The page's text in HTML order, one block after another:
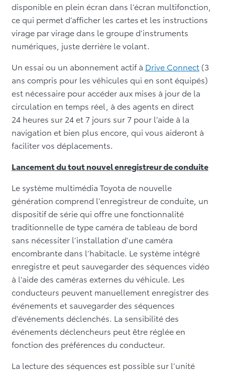
disponible en plein écran dans l’écran multifonction,
ce qui permet d’afficher les carteset les instructions
virage par virage dans le groupe d’instruments
numériques, juste derrière le volant.
Un essai ou un abonnement actif à Drive Connect (3
ans compris pour les véhicules qui en sont équipés)
est nécessaire pour accéder aux mises à jour de la
circulation en temps réel, à des agents en direct
24 heures sur 24 et 7 jours sur 7 pour l’aide à la
navigation et bien plus encore, qui vous aideront à
faciliter vos déplacements.
Lancement du tout nouvel enregistreur de conduite
Le système multimédia Toyota de nouvelle
génération comprend l’enregistreur de conduite, un
dispositif de série qui offre une fonctionnalité
traditionnelle de type caméra de tableau de bord
sans nécessiter l’installation d’une caméra
encombrante dans l’habitacle. Le système intégré
enregistre et peut sauvegarder des séquences vidéo
à l’aide des caméras externes du véhicule. Les
conducteurs peuvent manuellement enregistrer des
événements et sauvegarder des séquences
d’événements déclenchés. La sensibilité des
événements déclencheurs peut être réglée en
fonction des préférences du conducteur.
La lecture des séquences est possible sur l’unité